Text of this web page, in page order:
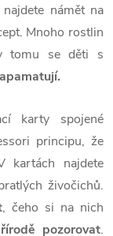
námět na
Mnoho rostlin
tomu se děti s
karty spojené
principu, že
kartách najdete
živočichů.
, čeho si na nich
pozorovat.